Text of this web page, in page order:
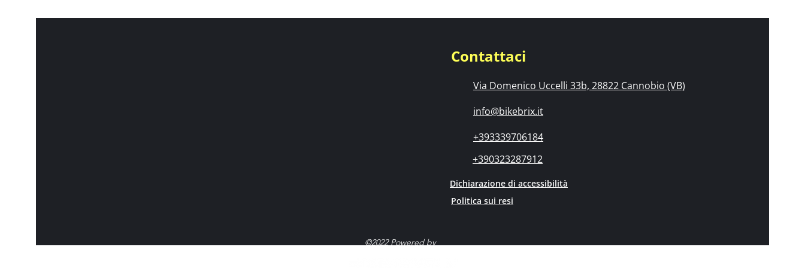
Contattaci
Via Domenico Uccelli 33b, 28822 Cannobio (VB)
info@bikebrix.it
+393339706184
+390323287912
Dichiarazione di accessibilità
Politica sui resi
©2022 Powered by